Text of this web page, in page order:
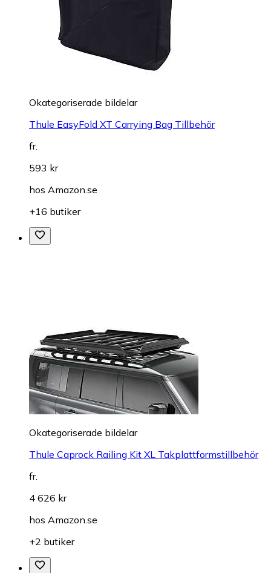
Okategoriserade bildelar
Thule EasyFold XT Carrying Bag Tillbehör
fr.
593 kr
hos Amazon.se
+16 butiker
Okategoriserade bildelar
Thule Caprock Railing Kit XL Takplattformstillbehör
fr.
4 626 kr
hos Amazon.se
+2 butiker